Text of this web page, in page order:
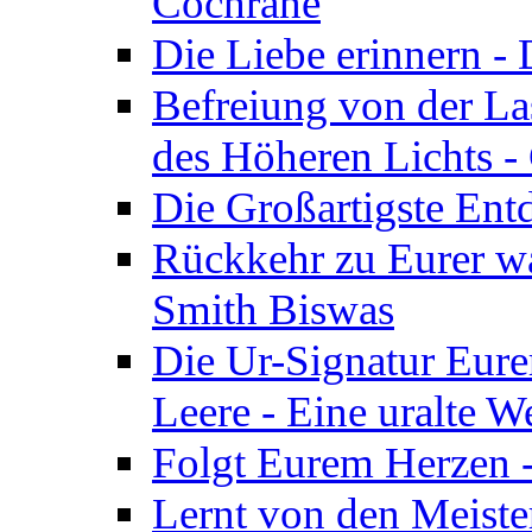
Die Liebe erinnern -
Befreiung von der
des Höheren Lichts
Die Großartigste
Rückkehr zu Eurer
Smith Biswas
Die Ur-Signatur
Leere - Eine uralte
Folgt Eurem
Lernt von den